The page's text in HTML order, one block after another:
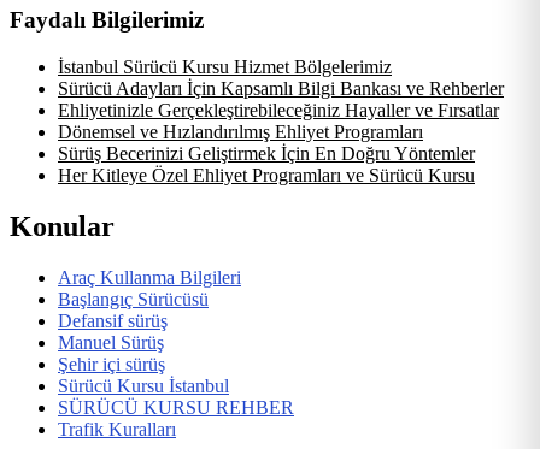
Faydalı Bilgilerimiz
İstanbul Sürücü Kursu Hizmet Bölgelerimiz
Sürücü Adayları İçin Kapsamlı Bilgi Bankası ve Rehberler
Ehliyetinizle Gerçekleştirebileceğiniz Hayaller ve Fırsatlar
Dönemsel ve Hızlandırılmış Ehliyet Programları
Sürüş Becerinizi Geliştirmek İçin En Doğru Yöntemler
Her Kitleye Özel Ehliyet Programları ve Sürücü Kursu
Konular
Araç Kullanma Bilgileri
Başlangıç Sürücüsü
Defansif sürüş
Manuel Sürüş
Şehir içi sürüş
Sürücü Kursu İstanbul
SÜRÜCÜ KURSU REHBER
Trafik Kuralları